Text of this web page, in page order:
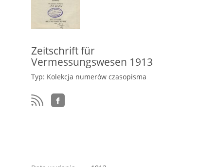
Zeitschrift für
Vermessungswesen 1913
Typ: Kolekcja numerów czasopisma